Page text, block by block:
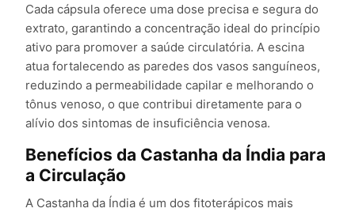
Cada cápsula oferece uma dose precisa e segura do
extrato, garantindo a concentração ideal do princípio
ativo para promover a saúde circulatória. A escina
atua fortalecendo as paredes dos vasos sanguíneos,
reduzindo a permeabilidade capilar e melhorando o
tônus venoso, o que contribui diretamente para o
alívio dos sintomas de insuficiência venosa.
Benefícios da Castanha da Índia para
a Circulação
A Castanha da Índia é um dos fitoterápicos mais